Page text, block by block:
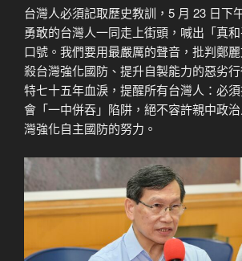
台灣人必須記取歷史教訓，5 月 23 日下
勇敢的台灣人一同走上街頭，喊出「真
口號。我們要用最嚴厲的聲音，批判鄭
殺台灣強化國防、提升自製能力的惡劣
特七十五年血淚，提醒所有台灣人：必
會「一中併吞」陷阱，絕不容許親中政
灣強化自主國防的努力。